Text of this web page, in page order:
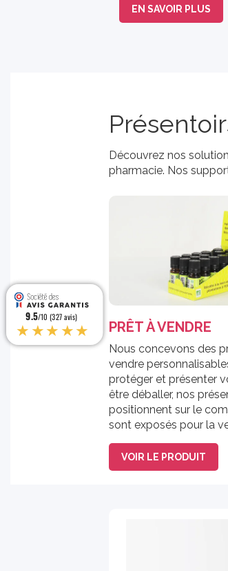
EN SAVOIR PLUS
Découvrez nos
pharmacie. Nos
PRÊT À VENDRE
Nous concevons des
vendre
protéger et présenter
être déballer, nos
positionnent sur le
sont exposés pour la
VOIR LE PRODUIT
9.5/10 (327 avis)
★★★★★
9.5/10 (327 avis)
★★★★★